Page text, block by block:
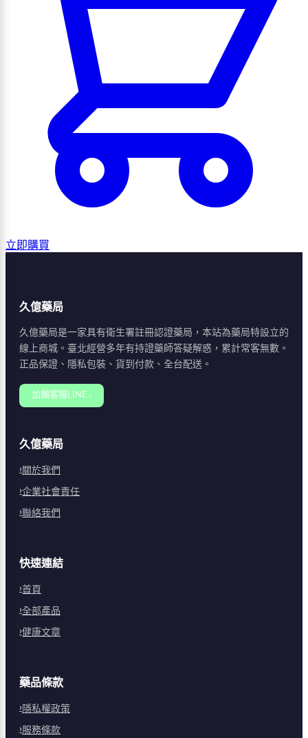
立即購買
久億藥局
久億藥局是一家具有衛生署註冊認證藥局，本站為藥局特設立的
線上商城。臺北經營多年有持證藥師答疑解惑，累計常客無數。
正品保證、隱私包裝、貨到付款、全台配送。
加賴客服LINE ›
久億藥局
關於我們
企業社會責任
聯絡我們
快速連結
首頁
全部產品
健康文章
藥品條款
隱私權政策
服務條款